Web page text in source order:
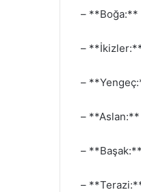
– **Boğa:**
–
–
– **Aslan:**
–
–